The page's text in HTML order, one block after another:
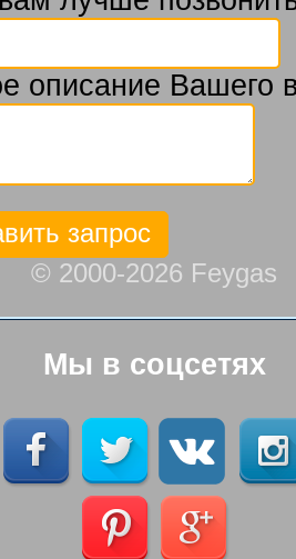
описание Вашего
© 2000-2026 Feygas
Мы в соцсетях